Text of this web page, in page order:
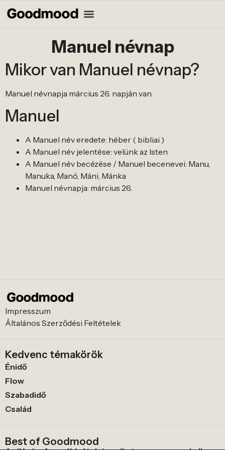
Manuel névnap
Mikor van Manuel névnap?
Manuel névnapja március 26. napján van.
Manuel
A Manuel név eredete: héber ( bibliai )
A Manuel név jelentése: velünk az Isten
A Manuel név becézése / Manuel becenevei: Manu,
Manuka, Manó, Máni, Mánka
Manuel névnapja: március 26.
Impresszum
Általános Szerződési Feltételek
Kedvenc témakörök
Énidő
Flow
Szabadidő
Család
Best of Goodmood